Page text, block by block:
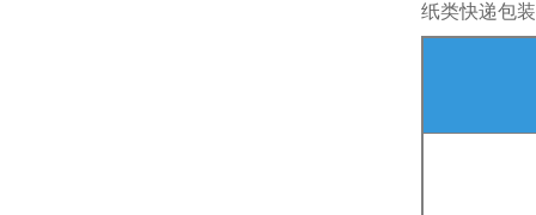
纸类快递包